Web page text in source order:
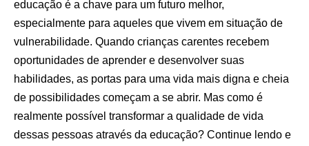
educação é a chave para um futuro melhor,
especialmente para aqueles que vivem em situação de
vulnerabilidade. Quando crianças carentes recebem
oportunidades de aprender e desenvolver suas
habilidades, as portas para uma vida mais digna e cheia
de possibilidades começam a se abrir. Mas como é
realmente possível transformar a qualidade de vida
dessas pessoas através da educação? Continue lendo e